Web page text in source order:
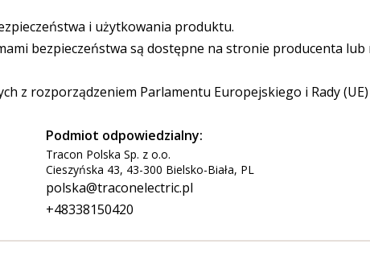
i użytkowania produktu.
bezpieczeństwa są dostępne na stronie producenta
z rozporządzeniem Parlamentu Europejskiego i Rady
Podmiot odpowiedzialny:
Tracon Polska Sp. z o.o.
Cieszyńska 43, 43-300 Bielsko-Biała, PL
polska@traconelectric.pl
+48338150420